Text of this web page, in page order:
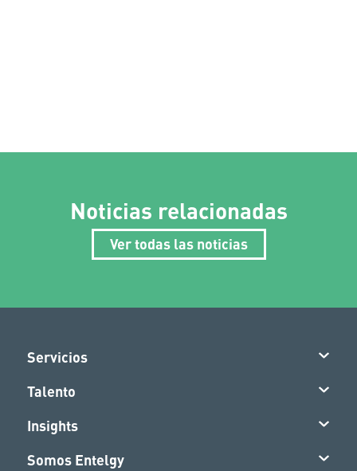
Noticias relacionadas
Ver todas las noticias
Servicios
Talento
Insights
Somos Entelgy